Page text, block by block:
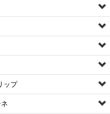
ップ